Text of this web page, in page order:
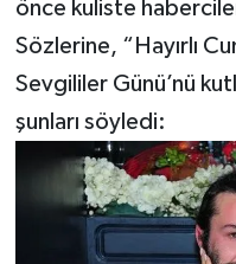
önce kuliste
Sözlerine, “Hayırlı
Sevgililer Günü’nü
şunları söyledi: